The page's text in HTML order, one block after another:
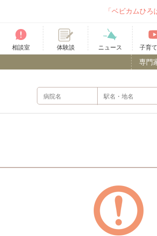
「ベビカムひろ
相談室 体験談 ニュース 子育
専門